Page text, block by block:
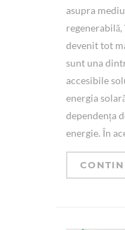
asupra
regenerabilă,
devenit tot
sunt una
accesibile
energia
dependența
energie. În